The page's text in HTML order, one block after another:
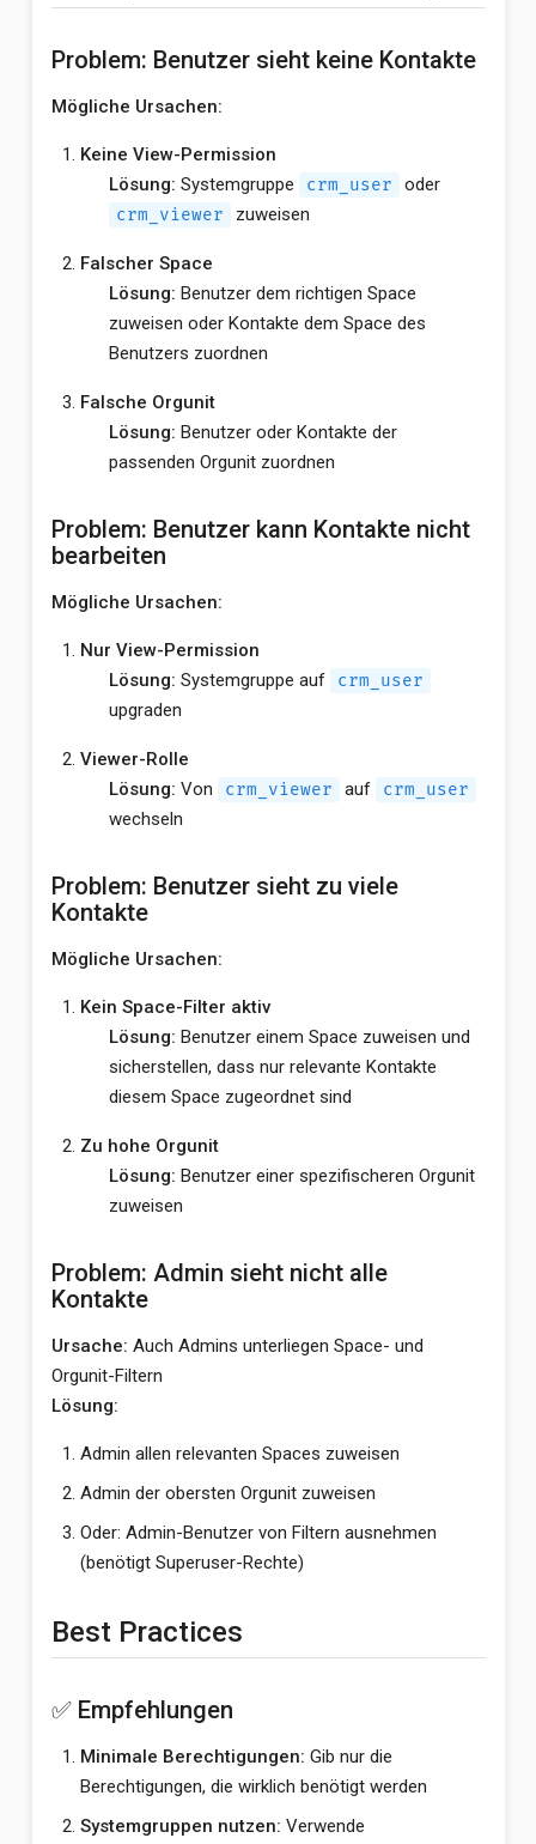
Problem: Benutzer sieht keine Kontakte
Mögliche Ursachen:
Keine View-Permission
Lösung: Systemgruppe crm_user oder
crm_viewer zuweisen
Falscher Space
Lösung: Benutzer dem richtigen Space
zuweisen oder Kontakte dem Space des
Benutzers zuordnen
Falsche Orgunit
Lösung: Benutzer oder Kontakte der
passenden Orgunit zuordnen
Problem: Benutzer kann Kontakte nicht
bearbeiten
Mögliche Ursachen:
Nur View-Permission
Lösung: Systemgruppe auf crm_user
upgraden
Viewer-Rolle
Lösung: Von crm_viewer auf crm_user
wechseln
Problem: Benutzer sieht zu viele
Kontakte
Mögliche Ursachen:
Kein Space-Filter aktiv
Lösung: Benutzer einem Space zuweisen und
sicherstellen, dass nur relevante Kontakte
diesem Space zugeordnet sind
Zu hohe Orgunit
Lösung: Benutzer einer spezifischeren Orgunit
zuweisen
Problem: Admin sieht nicht alle
Kontakte
Ursache: Auch Admins unterliegen Space- und
Orgunit-Filtern
Lösung:
Admin allen relevanten Spaces zuweisen
Admin der obersten Orgunit zuweisen
Oder: Admin-Benutzer von Filtern ausnehmen
(benötigt Superuser-Rechte)
Best Practices
✅ Empfehlungen
Minimale Berechtigungen: Gib nur die
Berechtigungen, die wirklich benötigt werden
Systemgruppen nutzen: Verwende